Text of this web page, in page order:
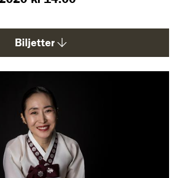
Biljetter